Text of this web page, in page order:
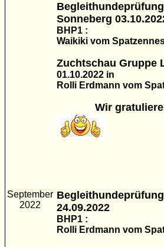
Sonneberg
BHP1 :
Waikiki vom
Zuchtschau Gruppe
01.10.2022 in
Rolli Erdmann vom
Wir gratulieren
September
2022
24.09.2022
BHP1 :
Rolli Erdmann vom